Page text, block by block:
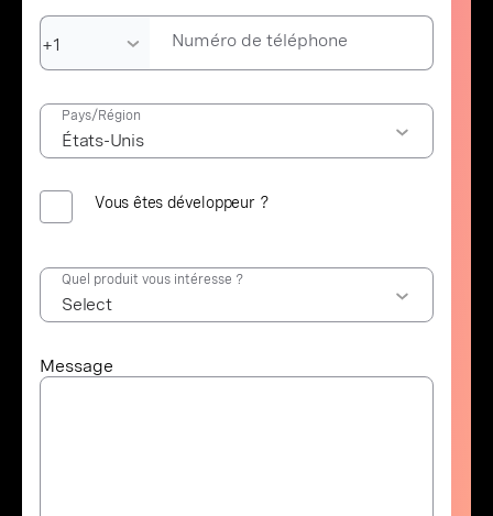
Numéro de téléphone
Pays/Région
Vous êtes développeur ?
Quel produit vous intéresse ?
Message